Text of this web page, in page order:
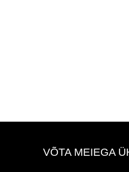
VÕTA MEIEGA